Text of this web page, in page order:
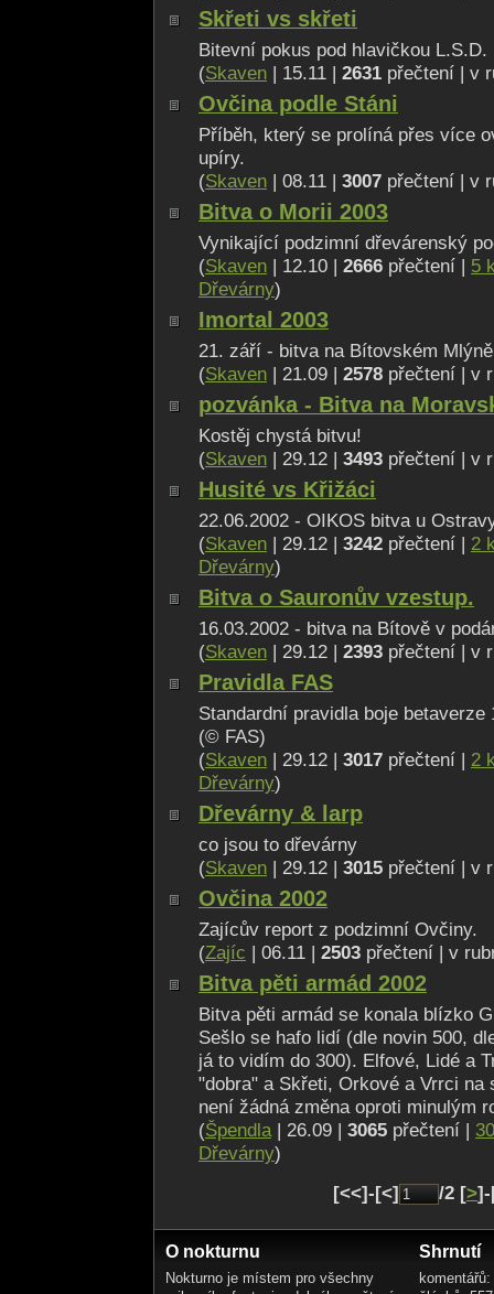
Skřeti vs skřeti
Bitevní pokus pod hlavičkou L.S.D.
(Skaven | 15.11 | 2631 přečtení | v
Ovčina podle Stáni
Příběh, který se prolíná přes více
upíry.
(Skaven | 08.11 | 3007 přečtení | v
Bitva o Morii 2003
Vynikající podzimní dřevárenský
(Skaven | 12.10 | 2666 přečtení | 5
Dřevárny)
Imortal 2003
21. září - bitva na Bítovském Mlýně
(Skaven | 21.09 | 2578 přečtení | v
pozvánka - Bitva na
Kostěj chystá bitvu!
(Skaven | 29.12 | 3493 přečtení | v
Husité vs Křižáci
22.06.2002 - OIKOS bitva u
(Skaven | 29.12 | 3242 přečtení | 2
Dřevárny)
Bitva o Sauronův vzestup.
16.03.2002 - bitva na Bítově v
(Skaven | 29.12 | 2393 přečtení | v
Pravidla FAS
Standardní pravidla boje betaverze
(© FAS)
(Skaven | 29.12 | 3017 přečtení | 2
Dřevárny)
Dřevárny & larp
co jsou to dřevárny
(Skaven | 29.12 | 3015 přečtení | v
Ovčina 2002
Zajícův report z podzimní Ovčiny.
(Zajíc | 06.11 | 2503 přečtení | v
Bitva pěti armád 2002
Bitva pěti armád se konala blízko
Sešlo se hafo lidí (dle novin 500,
já to vidím do 300). Elfové, Lidé a
"dobra" a Skřeti, Orkové a Vrrci na
není žádná změna oproti minulým
(Špendla| 26.09 | 3065 přečtení |
Dřevárny)
[<<]-[<]
/2 [>
O nokturnu
Nokturno je místem pro všechny
Shrnutí